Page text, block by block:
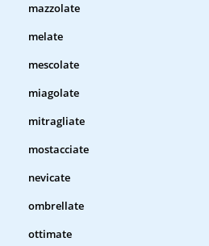
mazzolate
melate
mescolate
miagolate
mitragliate
mostacciate
nevicate
ombrellate
ottimate